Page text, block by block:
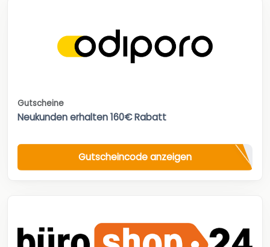
Gutscheine
Neukunden erhalten 160€ Rabatt
Gutscheincode anzeigen